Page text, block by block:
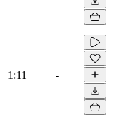
1:11 -